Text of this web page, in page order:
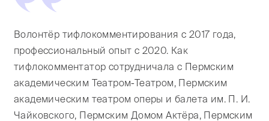
Волонтёр тифлокомментирования с 2017 года,
профессиональный опыт с 2020. Как
тифлокомментатор сотрудничала с Пермским
академическим Театром-Театром, Пермским
академическим театром оперы и балета им. П. И.
Чайковского, Пермским Домом Актёра, Пермским